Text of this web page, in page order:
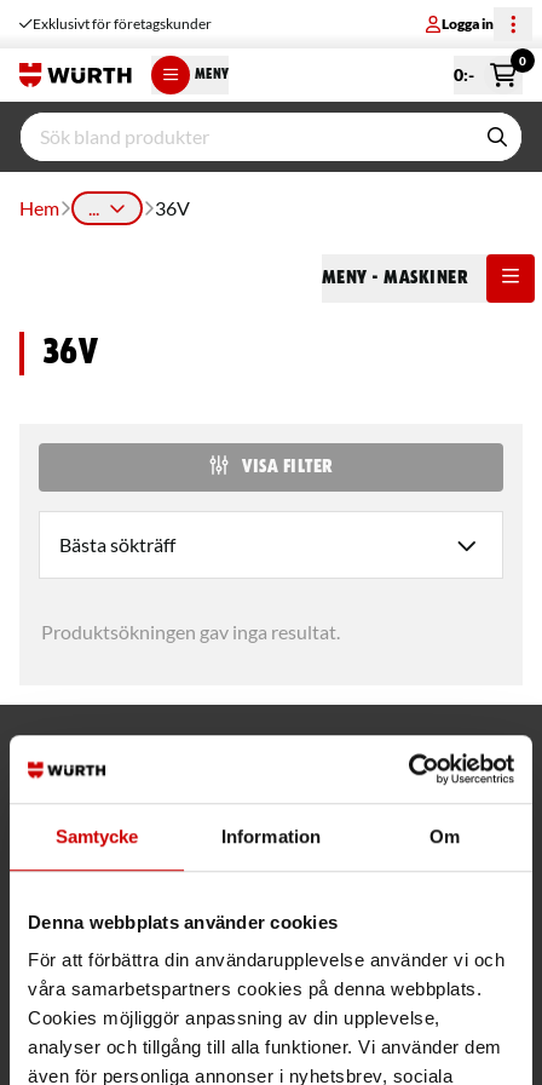
Samtycke Information Om
Denna webbplats använder cookies
För att förbättra din användarupplevelse använder vi och
våra samarbetspartners cookies på denna webbplats.
Cookies möjliggör anpassning av din upplevelse,
analyser och tillgång till alla funktioner. Vi använder dem
även för personliga annonser i nyhetsbrev, sociala
Exklusivt för företagskunder Logga in
MENY 0:-
0
Hem ... 36V
Meny - Maskiner
36V
VISA FILTER
Produktsökningen gav inga resultat.
Ring kundsupport 019 - 35 10 30
Maila kundsupport@wuerth.se
Växel
Ring växeln 019 - 35 10 00